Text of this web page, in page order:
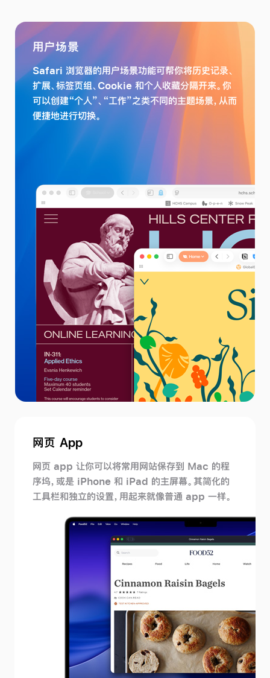
用户场景
Safari 浏览器的用户场景功能可帮你将历史记录、
扩展、标签页组、Cookie 和个人收藏分隔开来。你
可以创建“个人”、“工作”之类不同的主题场景，从而
便捷地进行切换。
网页 App
网页 app 让你可以将常用网站保存到 Mac 的程
序坞，或是 iPhone 和 iPad 的主屏幕。其简化的
工具栏和独立的设置，用起来就像普通 app 一样。